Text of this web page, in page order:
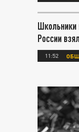
Школьники
России
11:52